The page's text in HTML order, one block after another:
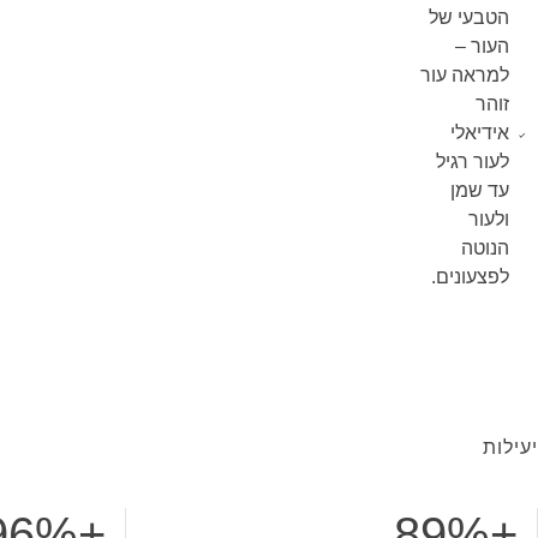
הטבעי של
העור –
למראה עור
זוהר
אידיאלי
לעור רגיל
עד שמן
ולעור
הנוטה
לפצעונים.
יעילות